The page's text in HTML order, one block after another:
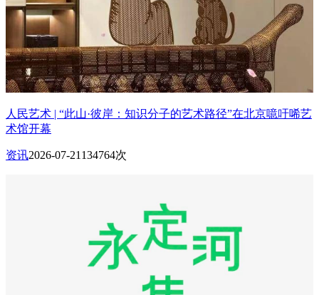
人民艺术 | “此山·彼岸：知识分子的艺术路径”在北京噫吁唏艺
术馆开幕
资讯2026-07-21 134764次